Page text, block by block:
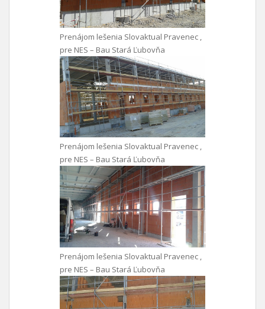
Prenájom lešenia Slovaktual Pravenec ,
pre NES – Bau Stará Ľubovňa
Prenájom lešenia Slovaktual Pravenec ,
pre NES – Bau Stará Ľubovňa
Prenájom lešenia Slovaktual Pravenec ,
pre NES – Bau Stará Ľubovňa